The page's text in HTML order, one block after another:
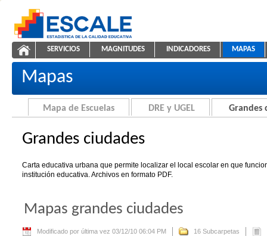
ESCALE - Unidad de Estadística Educativa
Grandes ciudades
NAVEGACIÓN
SERVICIOS MAGNITUDES INDICADORES MAPAS
Mapas
Mapa de Escuelas DRE y UGEL Grandes
Grandes ciudades
Carta educativa urbana que permite localizar el local escolar en que
institución educativa. Archivos en formato PDF.
Mapas grandes ciudades
Modificado por última vez 03/12/10 06:04 PM 16 Subcarpetas